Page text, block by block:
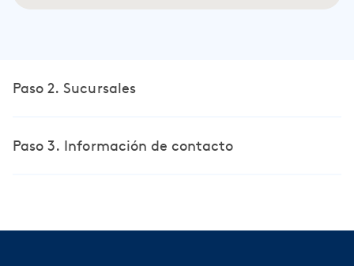
Paso 2. Sucursales
Paso 3. Información de contacto